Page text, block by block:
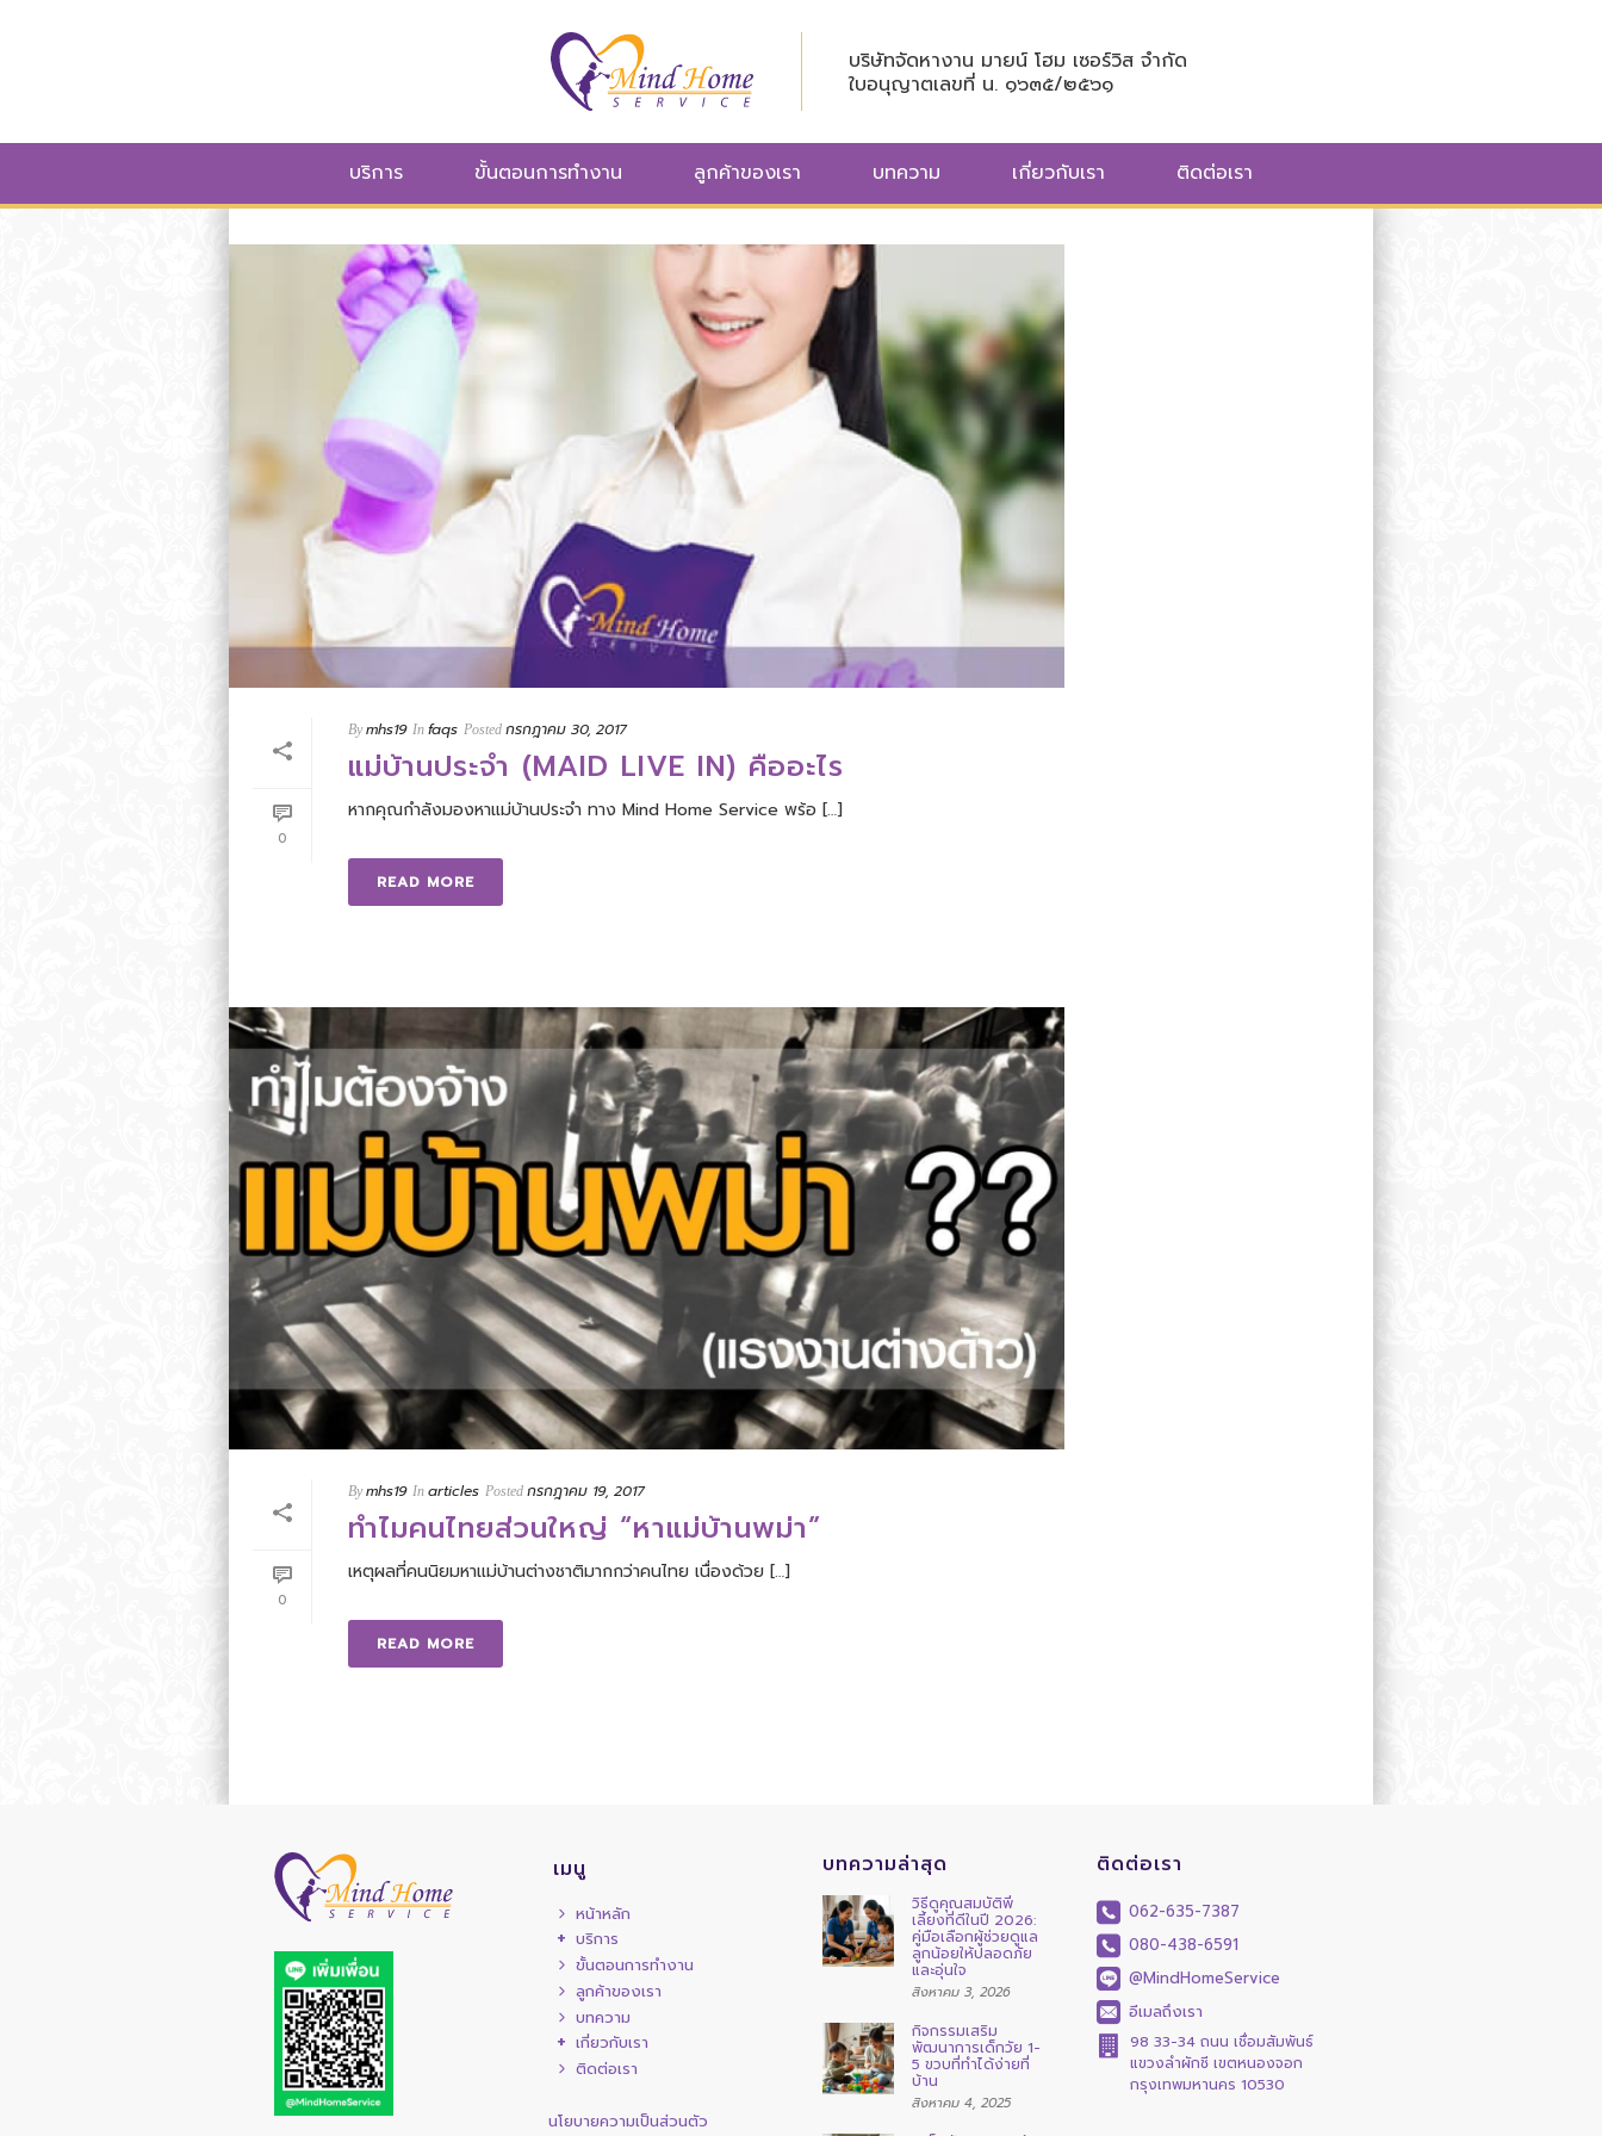
บริการ ขั้นตอนการทำงาน ลูกค้าของเรา บทความ เกี่ยวกับเรา ติดต่อเรา
0
By mhs19 In faqs Posted กรกฎาคม 30, 2017
แม่บ้านประจำ (MAID LIVE IN) คืออะไร
หากคุณกำลังมองหาแม่บ้านประจำ ทาง Mind Home Service พร้อ […]
READ MORE
0
By mhs19 In articles Posted กรกฎาคม 19, 2017
ทำไมคนไทยส่วนใหญ่ “หาแม่บ้านพม่า”
เหตุผลที่คนนิยมหาแม่บ้านต่างชาติมากกว่าคนไทย เนื่องด้วย […]
READ MORE
เมนู
หน้าหลัก
บริการ
ขั้นตอนการทำงาน
ลูกค้าของเรา
บทความ
เกี่ยวกับเรา
ติดต่อเรา
นโยบายความเป็นส่วนตัว
บทความล่าสุด
วิธีดูคุณสมบัติพี่
เลี้ยงที่ดีในปี 2026:
คู่มือเลือกผู้ช่วยดูแล
ลูกน้อยให้ปลอดภัย
และอุ่นใจ
สิงหาคม 3, 2026
กิจกรรมเสริม
พัฒนาการเด็กวัย 1-
5 ขวบที่ทำได้ง่ายที่
บ้าน
สิงหาคม 4, 2025
ติดต่อเรา
062-635-7387
080-438-6591
@MindHomeService
อีเมลถึงเรา
98 33-34 ถนน เชื่อมสัมพันธ์
แขวงลำผักชี เขตหนองจอก
กรุงเทพมหานคร 10530
บริษัทจัดหางาน มายน์ โฮม เซอร์วิส จำกัด
ใบอนุญาตเลขที่ น. ๑๖๓๕/๒๕๖๑